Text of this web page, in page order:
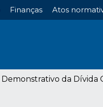
Finanças Atos
Demonstrativo da Dívida